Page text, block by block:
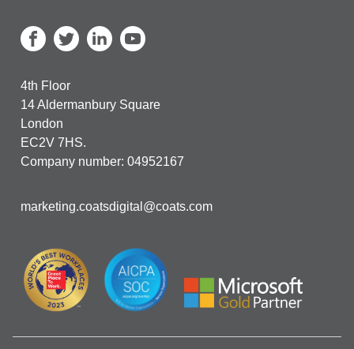
4th Floor
14 Aldermanbury Square
London
EC2V 7HS.
Company number: 04952167
marketing.coatsdigital@coats.com